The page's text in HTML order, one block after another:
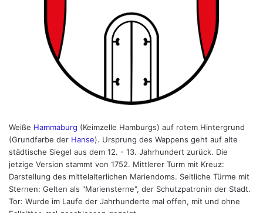
Weiße Hammaburg (Keimzelle Hamburgs) auf rotem Hintergrund
(Grundfarbe der Hanse). Ursprung des Wappens geht auf alte
städtische Siegel aus dem 12. - 13. Jahrhundert zurück. Die
jetzige Version stammt von 1752. Mittlerer Turm mit Kreuz:
Darstellung des mittelalterlichen Mariendoms. Seitliche Türme mit
Sternen: Gelten als "Mariensterne", der Schutzpatronin der Stadt.
Tor: Wurde im Laufe der Jahrhunderte mal offen, mit und ohne